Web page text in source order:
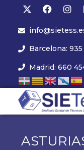
Barcelona:
Madrid: 660